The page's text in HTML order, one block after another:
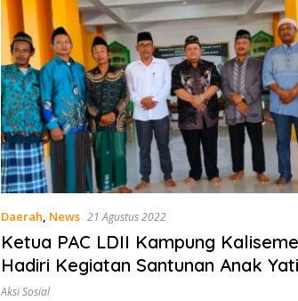
Daerah, News 21 Agustus 2022
Ketua PAC LDII Kampung Kalisemen
Hadiri Kegiatan Santunan Anak
Piatu di Distrik Nabire Barat
Aksi Sosial